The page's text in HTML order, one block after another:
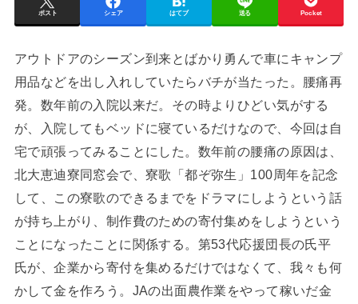
ポスト シェア はてブ 送る Pocket
アウトドアのシーズン到来とばかり勇んで車にキャンプ
用品などを出し入れしていたらバチが当たった。腰痛再
発。数年前の入院以来だ。その時よりひどい気がする
が、入院してもベッドに寝ているだけなので、今回は自
宅で頑張ってみることにした。数年前の腰痛の原因は、
北大恵迪寮同窓会で、寮歌「都ぞ弥生」100周年を記念
して、この寮歌のできるまでをドラマにしようという話
が持ち上がり、制作費のための寄付集めをしようという
ことになったことに関係する。第53代応援団長の氏平
氏が、企業から寄付を集めるだけではなくて、我々も何
かして金を作ろう。JAの出面農作業をやって稼いだ金